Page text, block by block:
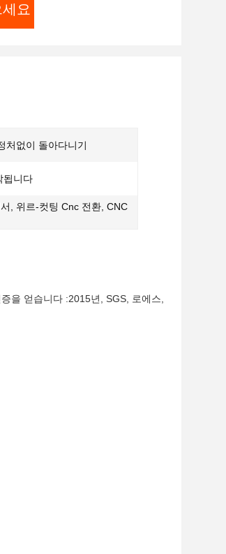
요
처없이 돌아다니기
됩니다
, 위르-컷팅 Cnc 전환, CNC
을 얻습니다 :2015년, SGS, 로에스,